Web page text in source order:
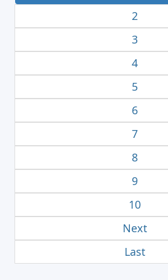
2
3
4
5
6
7
8
9
10
Next
Last